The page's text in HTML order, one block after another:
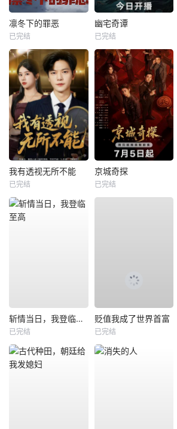
凛冬下的罪恶
已完结
幽宅奇谭
已完结
我有透视无所不能
已完结
京城奇探
已完结
斩情当日，我登临至高
已完结
贬值我成了世界首富
已完结